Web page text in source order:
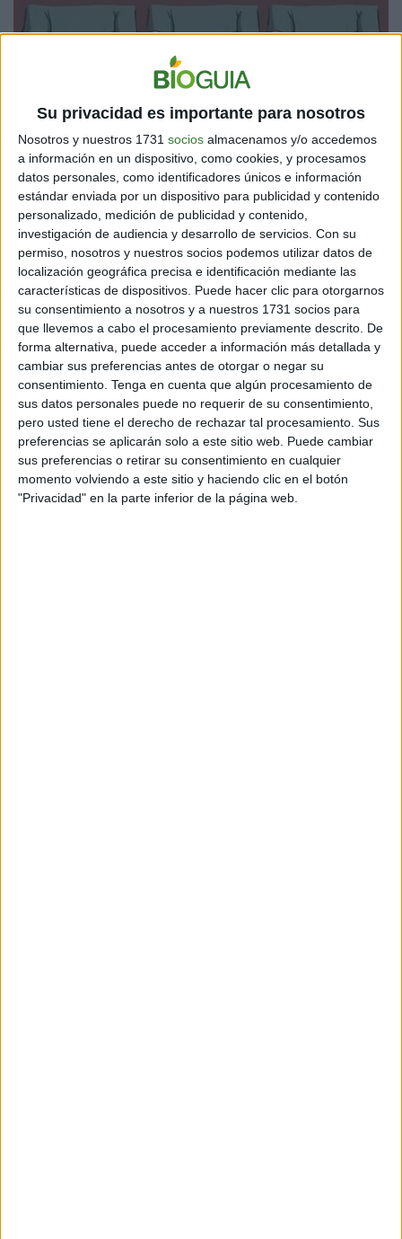
Su privacidad es importante para nosotros
Nosotros y nuestros 1731 socios almacenamos y/o accedemos
a información en un dispositivo, como cookies, y procesamos
datos personales, como identificadores únicos e información
estándar enviada por un dispositivo para publicidad y contenido
personalizado, medición de publicidad y contenido,
investigación de audiencia y desarrollo de servicios. Con su
permiso, nosotros y nuestros socios podemos utilizar datos de
localización geográfica precisa e identificación mediante las
características de dispositivos. Puede hacer clic para otorgarnos
su consentimiento a nosotros y a nuestros 1731 socios para
que llevemos a cabo el procesamiento previamente descrito. De
forma alternativa, puede acceder a información más detallada y
cambiar sus preferencias antes de otorgar o negar su
consentimiento. Tenga en cuenta que algún procesamiento de
sus datos personales puede no requerir de su consentimiento,
pero usted tiene el derecho de rechazar tal procesamiento. Sus
preferencias se aplicarán solo a este sitio web. Puede cambiar
sus preferencias o retirar su consentimiento en cualquier
momento volviendo a este sitio y haciendo clic en el botón
"Privacidad" en la parte inferior de la página web.
¡Descubre cuál es tu visión
personal del amor en este
reto!
CRUCE #1
En el caso de que lo primero que hayan visto es la
imagen ubicada a la izquierda, es señal de que eres una
persona que se caracteriza por su racionalidad a la